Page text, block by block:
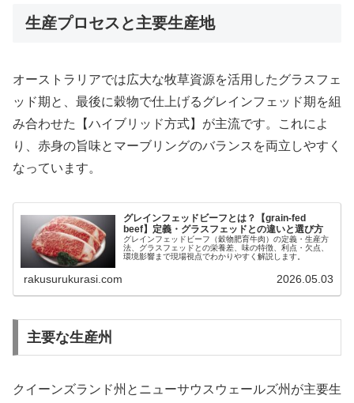
生産プロセスと主要生産地
オーストラリアでは広大な牧草資源を活用したグラスフェ
ッド期と、最後に穀物で仕上げるグレインフェッド期を組
み合わせた【ハイブリッド方式】が主流です。これによ
り、赤身の旨味とマーブリングのバランスを両立しやすく
なっています。
グレインフェッドビーフとは？【grain-fed
beef】定義・グラスフェッドとの違いと選び方
グレインフェッドビーフ（穀物肥育牛肉）の定義・生産方
法、グラスフェッドとの栄養差、味の特徴、利点・欠点、
環境影響まで現場視点でわかりやすく解説します。
rakusurukurasi.com 2026.05.03
主要な生産州
クイーンズランド州とニューサウスウェールズ州が主要生